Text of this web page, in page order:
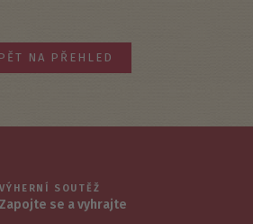
NA PŘEHLED
VÝHERNÍ SOUTĚŽ
Zapojte se a vyhrajte